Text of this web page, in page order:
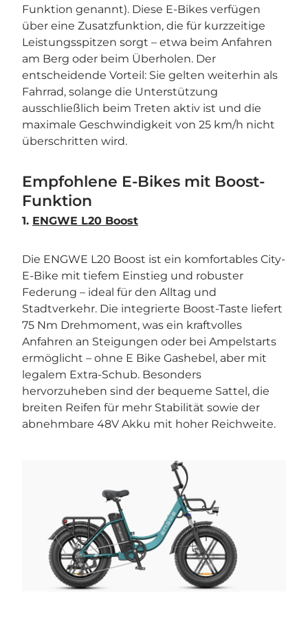
Funktion genannt). Diese E-Bikes verfügen
über eine Zusatzfunktion, die für kurzzeitige
Leistungsspitzen sorgt – etwa beim Anfahren
am Berg oder beim Überholen. Der
entscheidende Vorteil: Sie gelten weiterhin als
Fahrrad, solange die Unterstützung
ausschließlich beim Treten aktiv ist und die
maximale Geschwindigkeit von 25 km/h nicht
überschritten wird.
Empfohlene E-Bikes mit Boost-
Funktion
1. ENGWE L20 Boost
Die ENGWE L20 Boost ist ein komfortables City-
E-Bike mit tiefem Einstieg und robuster
Federung – ideal für den Alltag und
Stadtverkehr. Die integrierte Boost-Taste liefert
75 Nm Drehmoment, was ein kraftvolles
Anfahren an Steigungen oder bei Ampelstarts
ermöglicht – ohne E Bike Gashebel, aber mit
legalem Extra-Schub. Besonders
hervorzuheben sind der bequeme Sattel, die
breiten Reifen für mehr Stabilität sowie der
abnehmbare 48V Akku mit hoher Reichweite.